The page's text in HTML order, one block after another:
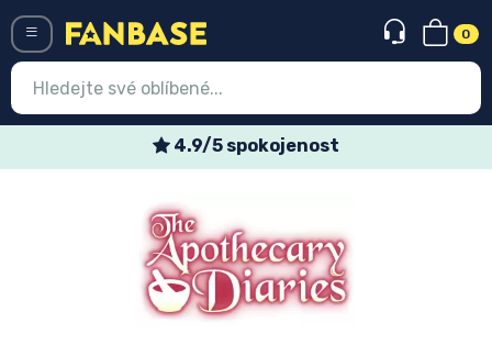
0
4.9/5 spokojenost
Nejnovější věci
Speciální nabídky